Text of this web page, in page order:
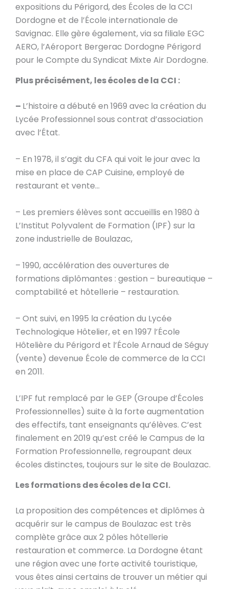
expositions du Périgord, des Écoles de la CCI
Dordogne et de l’École internationale de
Savignac. Elle gère également, via sa filiale EGC
AERO, l’Aéroport Bergerac Dordogne Périgord
pour le Compte du Syndicat Mixte Air Dordogne.
Plus précisément, les écoles de la CCI :
– L’histoire a débuté en 1969 avec la création du
Lycée Professionnel sous contrat d’association
avec l’État.
– En 1978, il s’agit du CFA qui voit le jour avec la
mise en place de CAP Cuisine, employé de
restaurant et vente…
– Les premiers élèves sont accueillis en 1980 à
L’Institut Polyvalent de Formation (IPF) sur la
zone industrielle de Boulazac,
– 1990, accélération des ouvertures de
formations diplômantes : gestion – bureautique –
comptabilité et hôtellerie – restauration.
– Ont suivi, en 1995 la création du Lycée
Technologique Hôtelier, et en 1997 l’École
Hôtelière du Périgord et l’École Arnaud de Séguy
(vente) devenue École de commerce de la CCI
en 2011.
L’IPF fut remplacé par le GEP (Groupe d’Écoles
Professionnelles) suite à la forte augmentation
des effectifs, tant enseignants qu’élèves. C’est
finalement en 2019 qu’est créé le Campus de la
Formation Professionnelle, regroupant deux
écoles distinctes, toujours sur le site de Boulazac.
Les formations des écoles de la CCI.
La proposition des compétences et diplômes à
acquérir sur le campus de Boulazac est très
complète grâce aux 2 pôles hôtellerie
restauration et commerce. La Dordogne étant
une région avec une forte activité touristique,
vous êtes ainsi certains de trouver un métier qui